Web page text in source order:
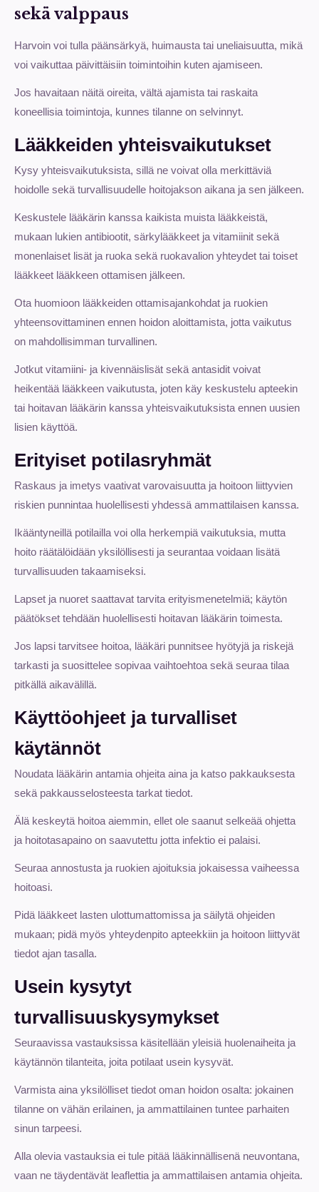
sekä valppaus
Harvoin voi tulla päänsärkyä, huimausta tai uneliaisuutta, mikä
voi vaikuttaa päivittäisiin toimintoihin kuten ajamiseen.
Jos havaitaan näitä oireita, vältä ajamista tai raskaita
koneellisia toimintoja, kunnes tilanne on selvinnyt.
Lääkkeiden yhteisvaikutukset
Kysy yhteisvaikutuksista, sillä ne voivat olla merkittäviä
hoidolle sekä turvallisuudelle hoitojakson aikana ja sen jälkeen.
Keskustele lääkärin kanssa kaikista muista lääkkeistä,
mukaan lukien antibiootit, särkylääkkeet ja vitamiinit sekä
monenlaiset lisät ja ruoka sekä ruokavalion yhteydet tai toiset
lääkkeet lääkkeen ottamisen jälkeen.
Ota huomioon lääkkeiden ottamisajankohdat ja ruokien
yhteensovittaminen ennen hoidon aloittamista, jotta vaikutus
on mahdollisimman turvallinen.
Jotkut vitamiini- ja kivennäislisät sekä antasidit voivat
heikentää lääkkeen vaikutusta, joten käy keskustelu apteekin
tai hoitavan lääkärin kanssa yhteisvaikutuksista ennen uusien
lisien käyttöä.
Erityiset potilasryhmät
Raskaus ja imetys vaativat varovaisuutta ja hoitoon liittyvien
riskien punnintaa huolellisesti yhdessä ammattilaisen kanssa.
Ikääntyneillä potilailla voi olla herkempiä vaikutuksia, mutta
hoito räätälöidään yksilöllisesti ja seurantaa voidaan lisätä
turvallisuuden takaamiseksi.
Lapset ja nuoret saattavat tarvita erityismenetelmiä; käytön
päätökset tehdään huolellisesti hoitavan lääkärin toimesta.
Jos lapsi tarvitsee hoitoa, lääkäri punnitsee hyötyjä ja riskejä
tarkasti ja suosittelee sopivaa vaihtoehtoa sekä seuraa tilaa
pitkällä aikavälillä.
Käyttöohjeet ja turvalliset
käytännöt
Noudata lääkärin antamia ohjeita aina ja katso pakkauksesta
sekä pakkausselosteesta tarkat tiedot.
Älä keskeytä hoitoa aiemmin, ellet ole saanut selkeää ohjetta
ja hoitotasapaino on saavutettu jotta infektio ei palaisi.
Seuraa annostusta ja ruokien ajoituksia jokaisessa vaiheessa
hoitoasi.
Pidä lääkkeet lasten ulottumattomissa ja säilytä ohjeiden
mukaan; pidä myös yhteydenpito apteekkiin ja hoitoon liittyvät
tiedot ajan tasalla.
Usein kysytyt
turvallisuuskysymykset
Seuraavissa vastauksissa käsitellään yleisiä huolenaiheita ja
käytännön tilanteita, joita potilaat usein kysyvät.
Varmista aina yksilölliset tiedot oman hoidon osalta: jokainen
tilanne on vähän erilainen, ja ammattilainen tuntee parhaiten
sinun tarpeesi.
Alla olevia vastauksia ei tule pitää lääkinnällisenä neuvontana,
vaan ne täydentävät leaflettia ja ammattilaisen antamia ohjeita.